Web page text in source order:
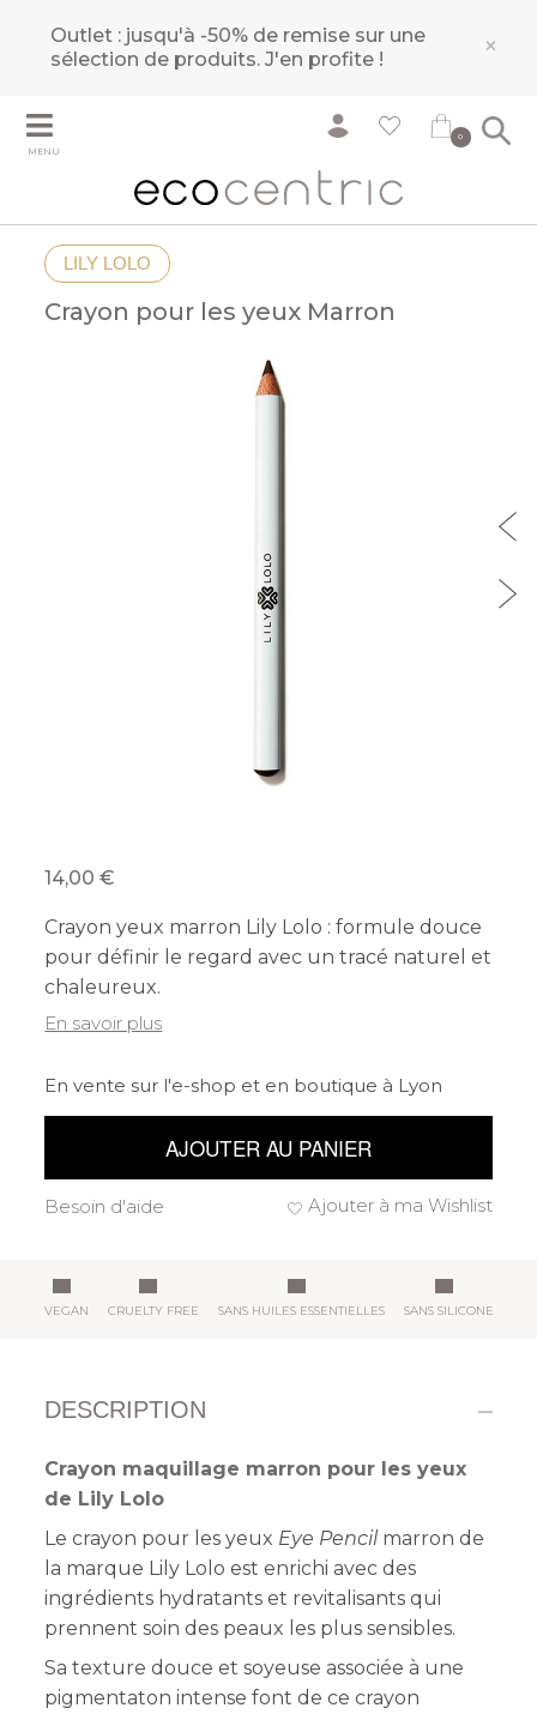
Outlet : jusqu'à -50% de remise sur une
sélection de produits.J'en profite ! ×
MENU
0
LILY LOLO
Crayon pour les yeux Marron
14,00
Crayon yeux marron Lily Lolo : formule douce
pour définir le regard avec un tracé naturel et
chaleureux.
En savoir plus
En vente sur l'e-shop et en boutique à Lyon
AJOUTER AU PANIER
Ajouter à ma Wishlist
Besoin d'aide
VEGAN CRUELTY FREE SANS HUILES ESSENTIELLES SANS SILICONE
DESCRIPTION
Crayon maquillage marron pour les yeux
de Lily Lolo
Le crayon pour les yeux Eye Pencilmarron de
la marque Lily Lolo estenrichi avec des
ingrédients hydratants et revitalisants qui
prennent soin des peaux les plus sensibles.
Sa texture douce et soyeuse associée à une
pigmentaton intense font de ce crayon